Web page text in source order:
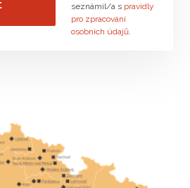
seznámil/a s pravidly
pro zpracování
osobních údajů.